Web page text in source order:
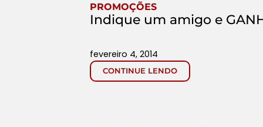
PROMOÇÕES
Indique um amigo e
CONTINUE LENDO
fevereiro 4, 2014